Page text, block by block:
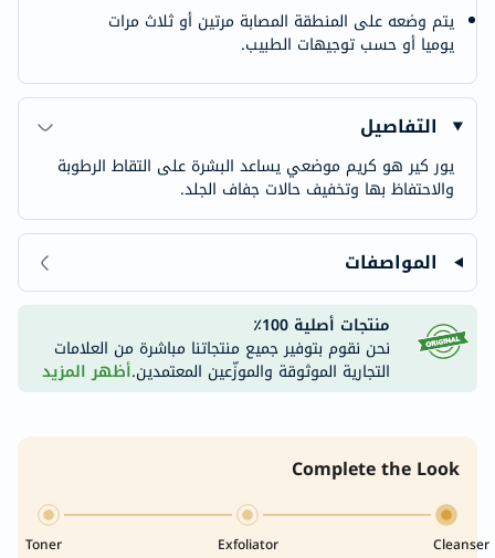
يتم وضعه على المنطقة المصابة مرتين أو ثلاث مرات
يوميا أو حسب توجيهات الطبيب.
التفاصيل
يور كير هو كريم موضعي يساعد البشرة على التقاط الرطوبة
والاحتفاظ بها وتخفيف حالات جفاف الجلد.
المواصفات
منتجات أصلية 100٪
نحن نقوم بتوفير جميع منتجاتنا مباشرة من العلامات
التجارية الموثوقة والموزّعين المعتمدين.أظهر المزيد
Complete the Look
Cleanser
Exfoliator
Toner